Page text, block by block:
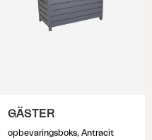
GÄSTER
opbevaringsboks, Antracit